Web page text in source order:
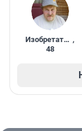
Изобретатель ,
48